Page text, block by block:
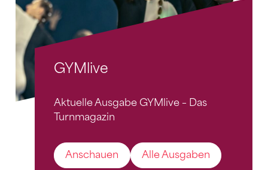
GYMlive
Aktuelle Ausgabe GYMlive – Das
Turnmagazin
Anschauen Alle Ausgaben